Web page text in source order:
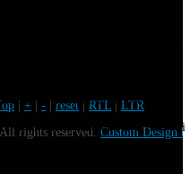
| + - reset | RTL | LTR
rights reserved. Custom Design
von ihnen sind essenziell für
diese Website und die
Sie können selbst
Bitte beachten Sie, dass bei
Funktionalitäten der Seite zur